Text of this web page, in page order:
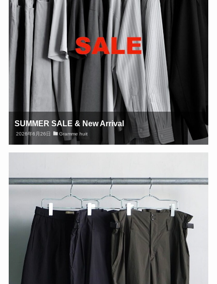
SUMMER SALE & New Arrival
2026年6月26日 Gramme huit